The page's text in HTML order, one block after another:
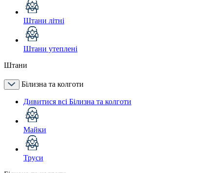
Штани літні
Штани утеплені
Штани
Білизна та колготи
Дивитися всі Білизна та колготи
Майки
Труси